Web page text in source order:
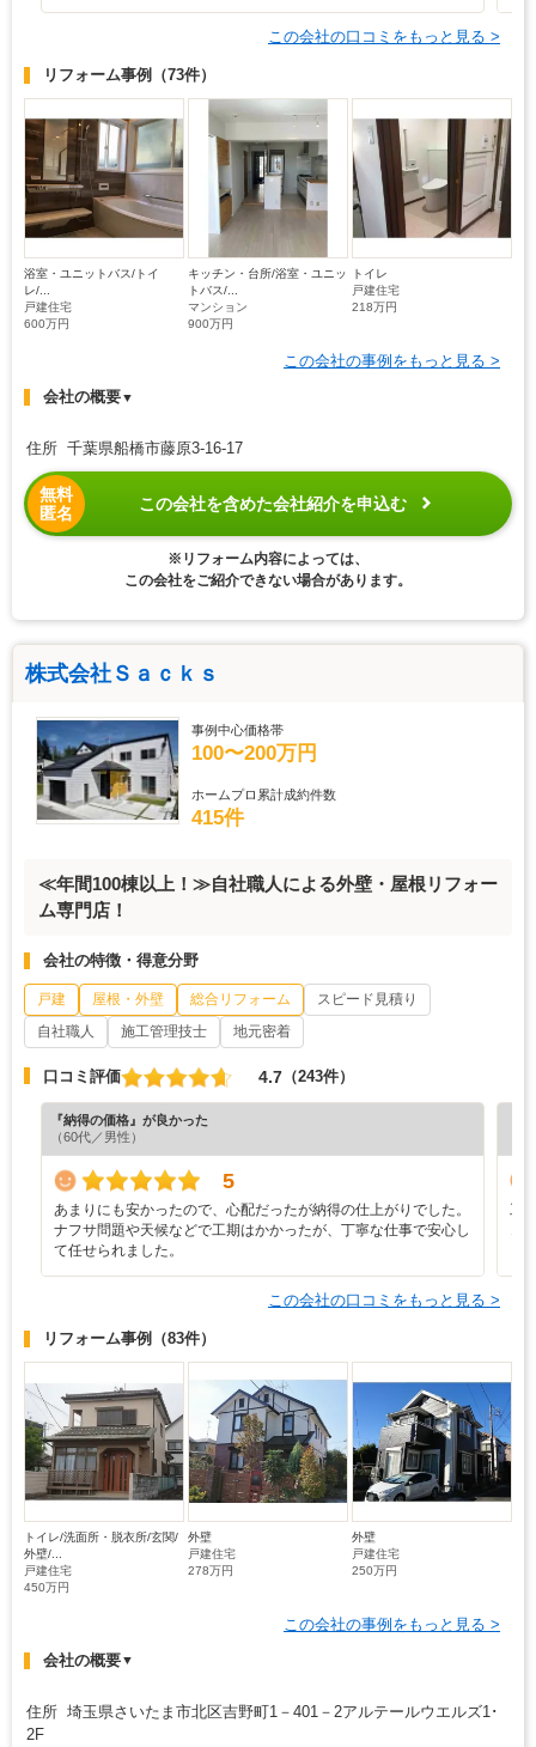
この会社の口コミをもっと見る >
リフォーム事例 （73件）
浴室・ユニットバス/トイ
レ/...
戸建住宅
600万円
キッチン・台所/浴室・ユニッ
トバス/...
マンション
900万円
トイレ
戸建住宅
218万円
この会社の事例をもっと見る >
会社の概要▼
住所 千葉県船橋市藤原3-16-17
無料
匿名
この会社を含めた会社紹介を申込む
※リフォーム内容によっては、
この会社をご紹介できない場合があります。
株式会社Ｓａｃｋｓ
事例中心価格帯
100〜200万円
ホームプロ累計成約件数
415件
≪年間100棟以上！≫自社職人による外壁・屋根リフォー
ム専門店！
会社の特徴・得意分野
戸建 屋根・外壁 総合リフォーム
スピード見積り
自社職人
施工管理技士 地元密着
口コミ評価 4.7 （243件）
『納得の価格』が良かった
（60代／男性）
5
あまりにも安かったので、心配だったが納得の仕上がりでした。
ナフサ問題や天候などで工期はかかったが、丁寧な仕事で安心し
て任せられました。
工
この会社の口コミをもっと見る >
リフォーム事例 （83件）
トイレ/洗面所・脱衣所/玄関/
外壁/...
戸建住宅
450万円
外壁
戸建住宅
278万円
外壁
戸建住宅
250万円
この会社の事例をもっと見る >
会社の概要▼
住所 埼玉県さいたま市北区吉野町1－401－2アルテールウエルズ1･
2F